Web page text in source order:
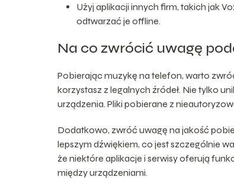
Użyj aplikacji innych firm, takich jak
odtwarzać je offline.
Na co zwrócić uwagę
Pobierając muzykę na telefon, warto
korzystasz z legalnych źródeł. Nie tylko
urządzenia. Pliki pobierane z
Dodatkowo, zwróć uwagę na jakość
lepszym dźwiękiem, co jest szczególnie
że niektóre aplikacje i serwisy oferują
między urządzeniami.